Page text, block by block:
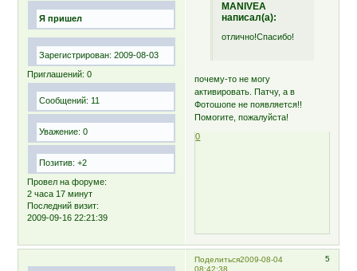
Я пришел
Зарегистрирован: 2009-08-03
Приглашений: 0
Сообщений: 11
Уважение: 0
Позитив: +2
Провел на форуме:
2 часа 17 минут
Последний визит:
2009-09-16 22:21:39
MANIVEA
написал(а):
отлично!Спасибо!
почему-то не могу
активировать. Патчу, а в
Фотошопе не появляется!!
Помогите, пожалуйста!
0
Поделиться 5
2009-08-04
08:42:38